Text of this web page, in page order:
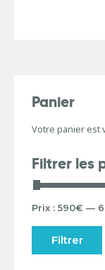
Panier
Votre panier est
Filtrer les
Filtrer
Prix : 590€ —